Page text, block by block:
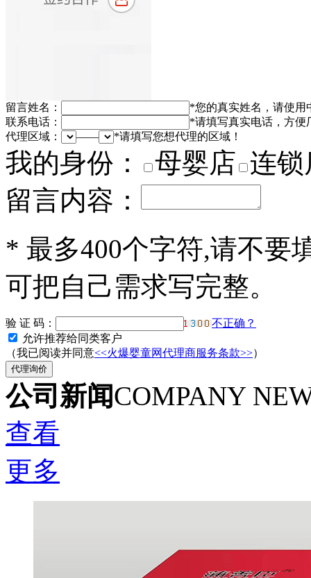
留言姓名： *您的真实姓名，请使用
联系电话：
*请填写真实电话，方便
代理区域：
—— *请填写您想代理的区域！
我的身份： 母婴店 连锁
留言内容：
* 最多400个字符,请不要
可把自己需求写完整。
验 证 码：
不正确？
允许推荐给同类客户
（我已阅读并同意<<火爆婴童网代理商服务条款>>）
公司新闻COMPANY
查看
更多